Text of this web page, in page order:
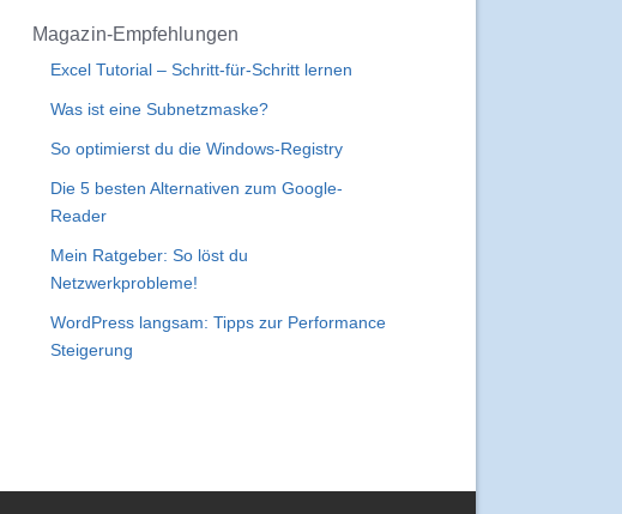
Magazin-Empfehlungen
Excel Tutorial – Schritt-für-Schritt lernen
Was ist eine Subnetzmaske?
So optimierst du die Windows-Registry
Die 5 besten Alternativen zum Google-
Reader
Mein Ratgeber: So löst du
Netzwerkprobleme!
WordPress langsam: Tipps zur Performance
Steigerung